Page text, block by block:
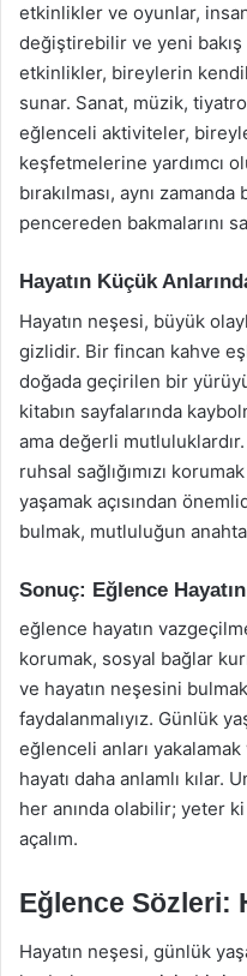
etkinlikler ve oyunlar,
değiştirebilir ve yeni bakış
etkinlikler, bireylerin
sunar. Sanat, müzik,
eğlenceli aktiviteler,
keşfetmelerine yardımcı
bırakılması, aynı
pencereden bakmalarını
Hayatın Küçük
Hayatın neşesi, büyük
gizlidir. Bir fincan kahve
doğada geçirilen bir
kitabın sayfalarında
ama değerli
ruhsal sağlığımızı
yaşamak açısından
bulmak, mutluluğun
Sonuç: Eğlence
eğlence hayatın
korumak, sosyal bağlar
ve hayatın neşesini
faydalanmalıyız. Günlük
eğlenceli anları yakalamak
hayatı daha anlamlı kılar.
her anında olabilir; yeter
açalım.
Eğlence Sözleri:
Hayatın neşesi, günlük